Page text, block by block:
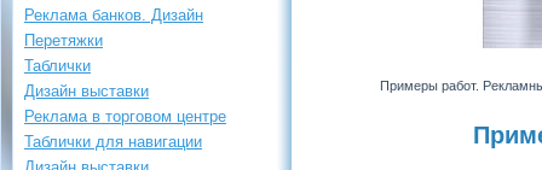
Реклама банков. Дизайн
Перетяжки
Таблички
Дизайн выставки
Реклама в торговом центре
Таблички для навигации
Примеры работ.